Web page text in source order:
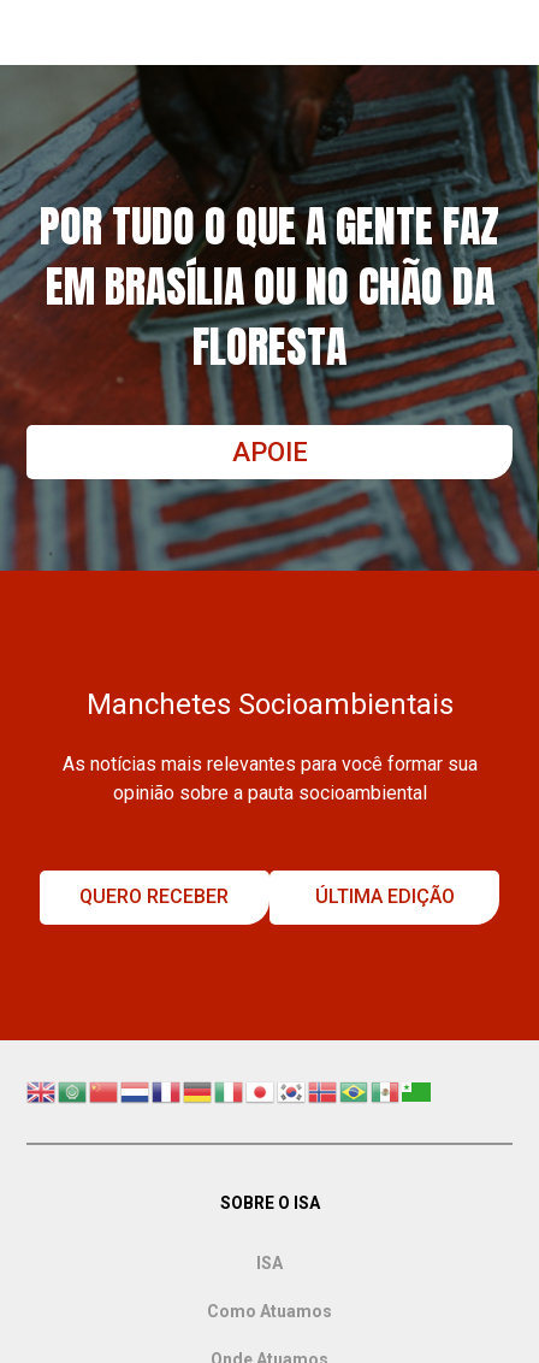
POR TUDO O QUE A GENTE FAZ
EM BRASÍLIA OU NO CHÃO DA
FLORESTA
APOIE
Manchetes Socioambientais
As notícias mais relevantes para você formar sua
opinião sobre a pauta socioambiental
QUERO RECEBER ÚLTIMA EDIÇÃO
SOBRE O ISA
ISA
Como Atuamos
Onde Atuamos